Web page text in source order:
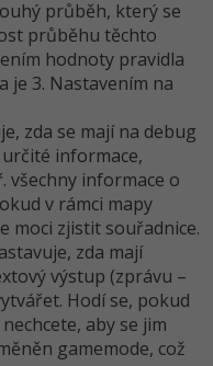
průběh, který se
průběhu těchto
hodnoty pravidla
je 3. Nastavením na
zda se mají na debug
informace,
všechny informace o
v rámci mapy
moci zjistit souřadnice.
zda mají
výstup (zprávu –
Hodí se, pokud
aby se jim
gamemode, což